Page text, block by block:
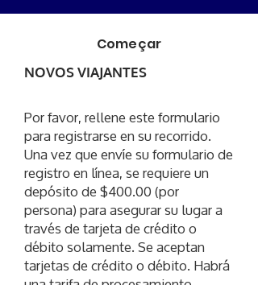
Começar
NOVOS VIAJANTES
Por favor, rellene este formulario
para registrarse en su recorrido.
Una vez que envíe su formulario de
registro en línea, se requiere un
depósito de $400.00 (por
persona) para asegurar su lugar a
través de tarjeta de crédito o
débito solamente. Se aceptan
tarjetas de crédito o débito. Habrá